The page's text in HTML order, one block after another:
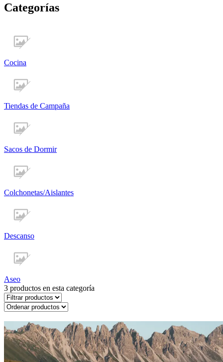
Categorías
Cocina
Tiendas de Campaña
Sacos de Dormir
Colchonetas/Aislantes
Descanso
Aseo
3 productos en esta categoría